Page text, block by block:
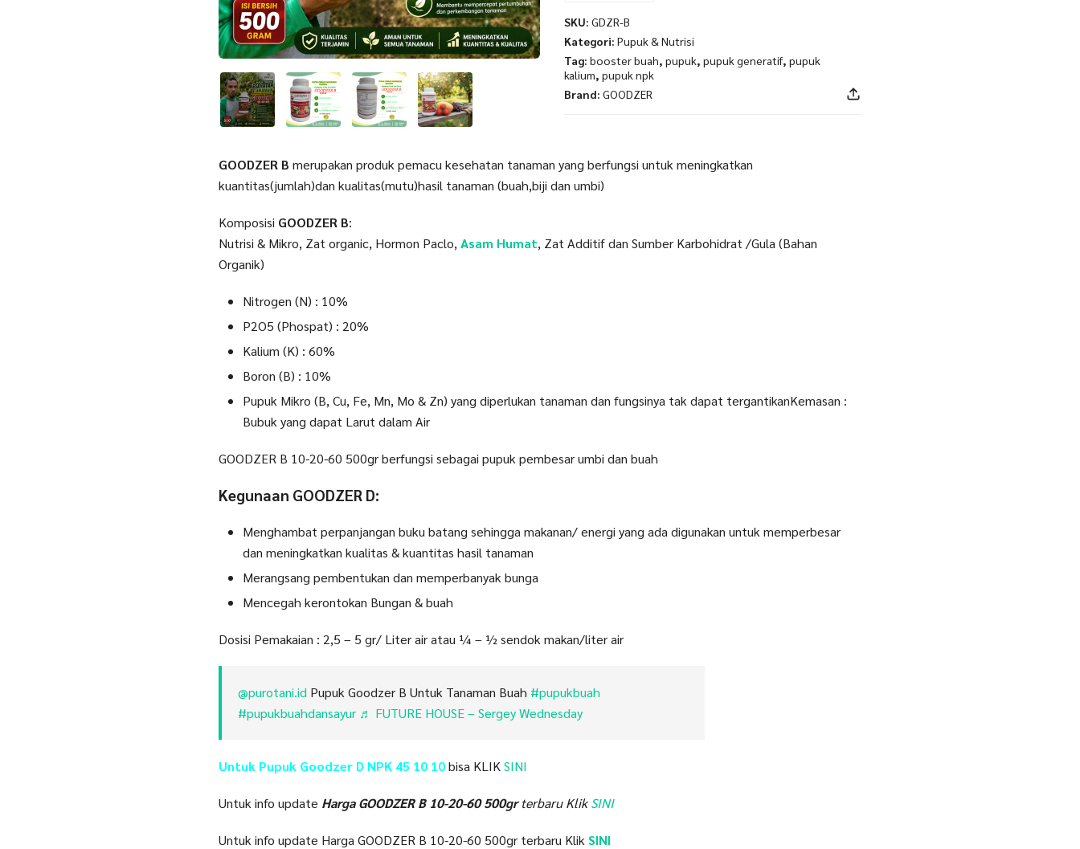
SKU: GDZR-B
Kategori: Pupuk & Nutrisi
Tag: booster buah, pupuk, pupuk generatif, pupuk
kalium, pupuk npk
Brand: GOODZER
GOODZER B merupakan produk pemacu kesehatan tanaman yang berfungsi untuk meningkatkan
kuantitas(jumlah)dan kualitas(mutu)hasil tanaman (buah,biji dan umbi)
Komposisi GOODZER B:
Nutrisi & Mikro, Zat organic, Hormon Paclo, Asam Humat, Zat Additif dan Sumber Karbohidrat /Gula (Bahan
Organik)
Nitrogen (N) : 10%
P2O5 (Phospat) : 20%
Kalium (K) : 60%
Boron (B) : 10%
Pupuk Mikro (B, Cu, Fe, Mn, Mo & Zn) yang diperlukan tanaman dan fungsinya tak dapat tergantikanKemasan :
Bubuk yang dapat Larut dalam Air
GOODZER B 10-20-60 500gr berfungsi sebagai pupuk pembesar umbi dan buah
Kegunaan GOODZER D:
Menghambat perpanjangan buku batang sehingga makanan/ energi yang ada digunakan untuk memperbesar
dan meningkatkan kualitas & kuantitas hasil tanaman
Merangsang pembentukan dan memperbanyak bunga
Mencegah kerontokan Bungan & buah
Dosisi Pemakaian : 2,5 – 5 gr/ Liter air atau ¼ – ½ sendok makan/liter air
@purotani.id Pupuk Goodzer B Untuk Tanaman Buah #pupukbuah
#pupukbuahdansayur ♬ FUTURE HOUSE – Sergey Wednesday
Untuk Pupuk Goodzer D NPK 45 10 10bisa KLIK SINI
Untuk info update Harga GOODZER B 10-20-60 500grterbaru KlikSINI
Untuk info update Harga GOODZER B 10-20-60 500gr terbaru Klik SINI